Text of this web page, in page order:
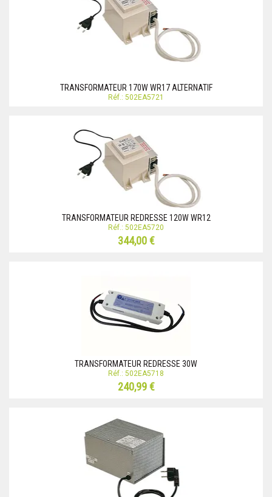
TRANSFORMATEUR 170W WR17 ALTERNATIF
Réf.: 502EA5721
TRANSFORMATEUR REDRESSE 120W WR12
Réf.: 502EA5720
344,00 €
TRANSFORMATEUR REDRESSE 30W
Réf.: 502EA5718
240,99 €